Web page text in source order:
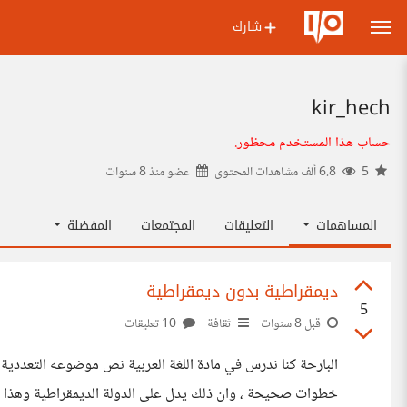
شارك
kir_hech
حساب هذا المستخدم محظور.
عضو منذ8 سنوات
المساهمات التعليقات المجتمعات المفضلة
5
ديمقراطية بدون ديمقراطية
قبل 8 سنوات ثقافة
البارحة كنا ندرس في مادة اللغة العربية نص موضوعه
خطوات صحيحة ، وان ذلك يدل على الدولة الديمقراطية وهذا